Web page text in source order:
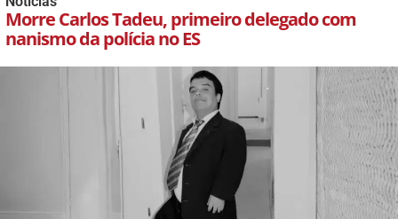
Morre Carlos Tadeu, primeiro delegado com
nanismo da polícia no ES